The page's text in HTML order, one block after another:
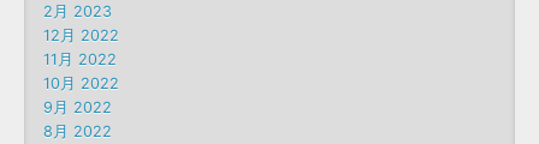
2月 2023
12月 2022
11月 2022
10月 2022
9月 2022
8月 2022